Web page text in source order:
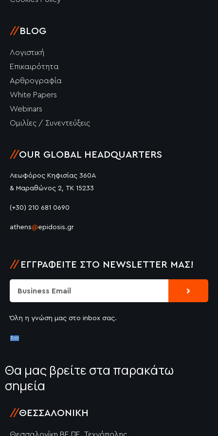
// BLOG
Λογιστική
Επικαιρότητα
Αρθρογραφία
White Papers
Webinars
Ομιλίες / Συνεντεύξεις
//OUR GLOBAL HEADQUARTERS
Λεωφόρος Κηφισίας 360Α
& Μαραθώνος 2, ΤΚ 15233
(+30) 210 681 0690
athens@epidosis.gr
// ΕΓΓΡΑΦΕΊΤΕ ΣΤΟ NEWSLETTER ΜΑΣ!
Submit
Όλη η γνώση μας στο inbox σας.
Θα μας βρείτε στα παρακάτω
σημεία
//ΘΕΣΣΑΛΟΝΊΚΗ
Θεσσαλονίκη ΒΕ.ΠΕ. Τεχνόπολης